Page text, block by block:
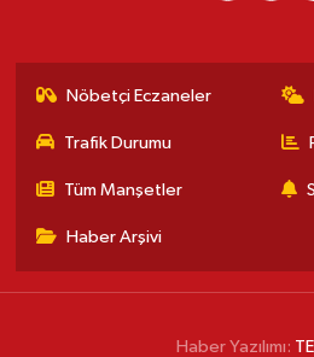
Nöbetçi Eczaneler
Trafik Durumu
Tüm Manşetler
Haber Arşivi
Haber Yazılımı: